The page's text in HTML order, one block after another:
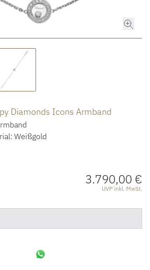
Diamonds Icons Armband
Weißgold
3.790,00 €
UVP inkl. MwSt.